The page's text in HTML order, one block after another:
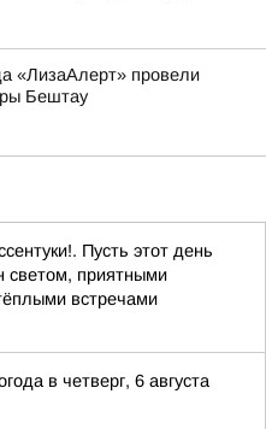
«ЛизаАлерт» провели
Бештау
Пусть этот день
светом, приятными
встречами
в четверг, 6 августа